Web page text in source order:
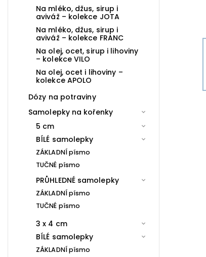
Na mléko, džus, sirup i
aviváž – kolekce JOTA
Na mléko, džus, sirup i
aviváž – kolekce FRANC
Na olej, ocet, sirup i lihoviny
– kolekce VILO
Na olej, ocet i lihoviny –
kolekce APOLO
Dózy na potraviny
Samolepky na kořenky
5 cm
BÍLÉ samolepky
ZÁKLADNÍ písmo
TUČNÉ písmo
PRŮHLEDNÉ samolepky
ZÁKLADNÍ písmo
TUČNÉ písmo
3 x 4 cm
BÍLÉ samolepky
ZÁKLADNÍ písmo